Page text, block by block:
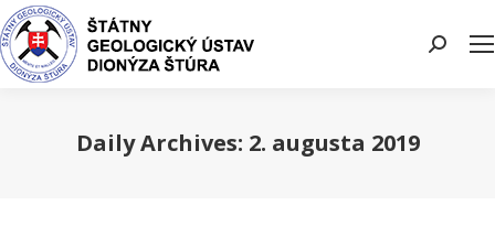
Search:
Daily Archives: 2. augusta 2019